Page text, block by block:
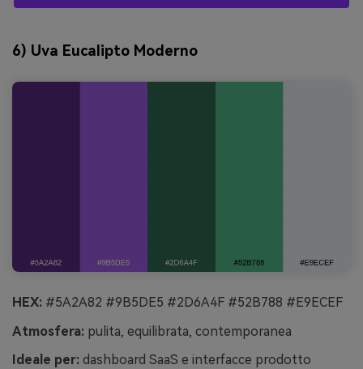
6) Uva Eucalipto Moderno
HEX: #5A2A82 #9B5DE5 #2D6A4F #52B788 #E9ECEF
Atmosfera: pulita, equilibrata, contemporanea
Ideale per: dashboard SaaS e interfacce prodotto